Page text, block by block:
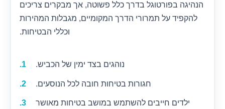
הנהיגה בפורטוגל בדרך כלל פשוטה, אך מבקרים צריכים
להקפיד על תמרורי הדרך המקומיים, מגבלות המהירות
וכללי הבטיחות.
נוהגים בצד ימין של הכביש.
חגורות בטיחות חובה לכל הנוסעים.
ילדים חייבים להשתמש במושב בטיחות מאושר